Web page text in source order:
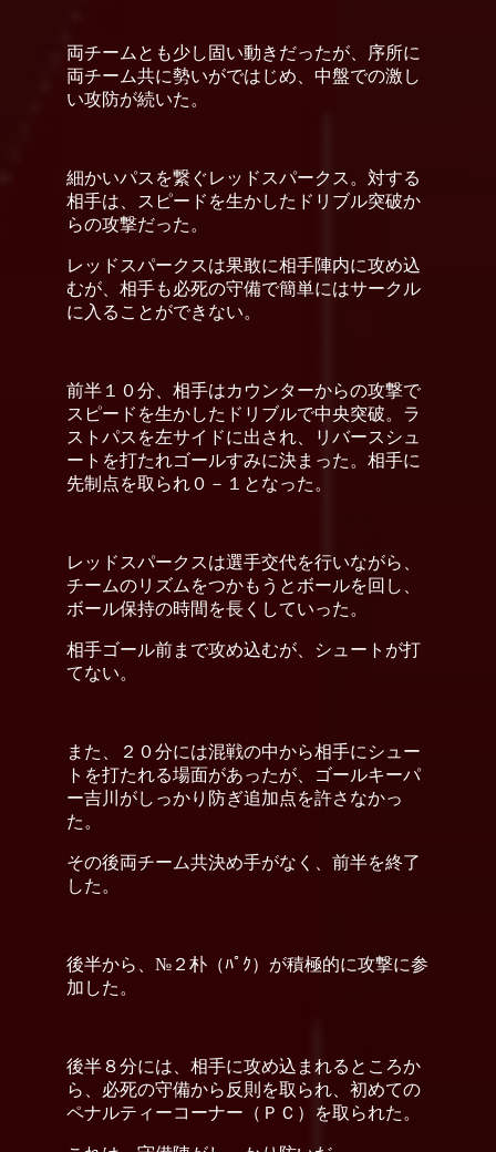
両チームとも少し固い動きだったが、序所に
両チーム共に勢いがではじめ、中盤での激し
い攻防が続いた。
細かいパスを繋ぐレッドスパークス。対する
相手は、スピードを生かしたドリブル突破か
らの攻撃だった。
レッドスパークスは果敢に相手陣内に攻め込
むが、相手も必死の守備で簡単にはサークル
に入ることができない。
前半１０分、相手はカウンターからの攻撃で
スピードを生かしたドリブルで中央突破。ラ
ストパスを左サイドに出され、リバースシュ
ートを打たれゴールすみに決まった。相手に
先制点を取られ０－１となった。
レッドスパークスは選手交代を行いながら、
チームのリズムをつかもうとボールを回し、
ボール保持の時間を長くしていった。
相手ゴール前まで攻め込むが、シュートが打
てない。
また、２０分には混戦の中から相手にシュー
トを打たれる場面があったが、ゴールキーパ
ー吉川がしっかり防ぎ追加点を許さなかっ
た。
その後両チーム共決め手がなく、前半を終了
した。
後半から、№２朴（ﾊﾟｸ）が積極的に攻撃に参
加した。
後半８分には、相手に攻め込まれるところか
ら、必死の守備から反則を取られ、初めての
ペナルティーコーナー（ＰＣ）を取られた。